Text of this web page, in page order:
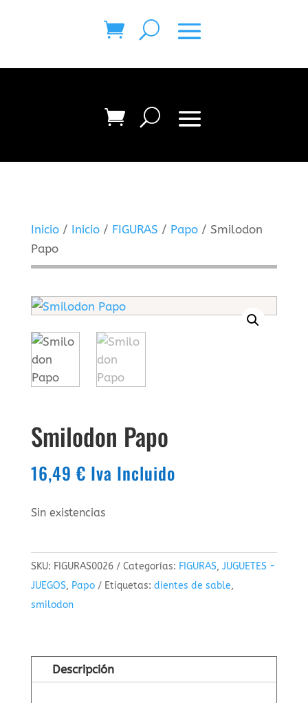
Inicio/ Inicio/ FIGURAS / Papo/ Smilodon
Papo
Smilodon Papo
16,49 € Iva Incluido
Sin existencias
SKU: FIGURAS0026 Categorías: FIGURAS, JUGUETES -
JUEGOS, Papo Etiquetas: dientes de sable,
smilodon
Descripción